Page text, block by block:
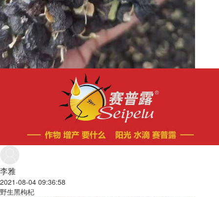
李雅
2021-08-04 09:36:58
野生黑枸杞